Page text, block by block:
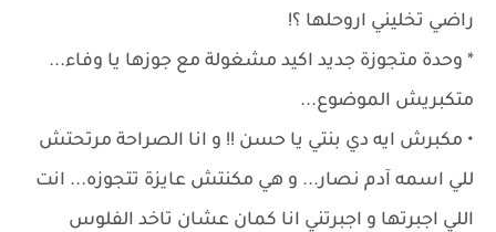
راضي تخليني اروحلها ؟!
* وحدة متجوزة جديد اكيد مشغولة مع جوزها يا وفاء...
متكبريش الموضوع...
• مكبرش ايه دي بنتي يا حسن !! و انا الصراحة مرتحتش
للي اسمه آدم نصار... و هي مكنتش عايزة تتجوزه... انت
اللي اجبرتها و اجبرتني انا كمان عشان تاخد الفلوس